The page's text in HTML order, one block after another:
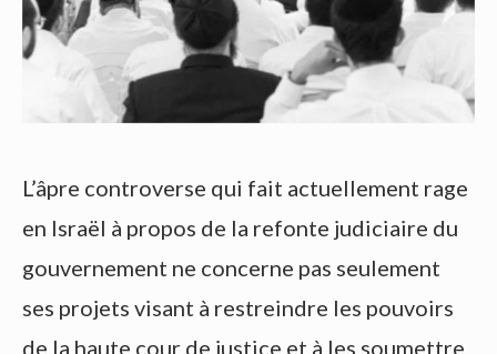
L’âpre controverse qui fait actuellement rage
en Israël à propos de la refonte judiciaire du
gouvernement ne concerne pas seulement
ses projets visant à restreindre les pouvoirs
de la haute cour de justice et à les soumettre